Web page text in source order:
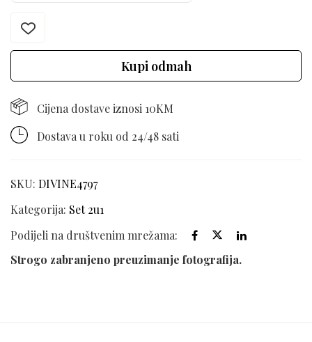
Kupi odmah
Cijena dostave iznosi 10KM
Dostava u roku od 24/48 sati
SKU: DIVINE4797
Kategorija: Set 2u1
Podijeli na društvenim mrežama:
Strogo zabranjeno preuzimanje fotografija.